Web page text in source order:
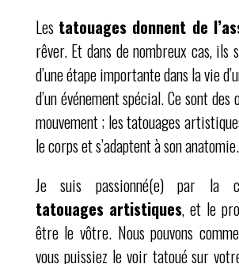
Les tatouages donnent de
rêver. Et dans de nombreux cas, ils
d’une étape importante dans la vie
d’un événement spécial. Ce sont
mouvement ; les tatouages
le corps et s’adaptent à son anatomie.
Je suis passionné(e) par la
tatouages artistiques, et le
être le vôtre. Nous pouvons
vous puissiez le voir tatoué sur